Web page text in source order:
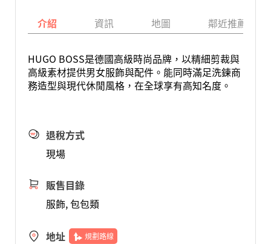
介紹 資訊 地圖 鄰近推薦景點
HUGO BOSS是德國高級時尚品牌，以精細剪裁與
高級素材提供男女服飾與配件。能同時滿足洗鍊商
務造型與現代休閒風格，在全球享有高知名度。
退稅方式
現場
販售目錄
服飾, 包包類
地址 規劃路線